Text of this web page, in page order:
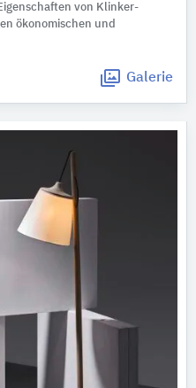
von Klinker-
ökonomischen und
Galerie